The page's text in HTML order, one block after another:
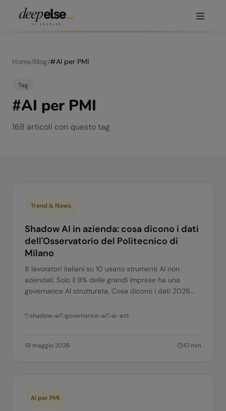
Home/Blog/#AI per PMI
Tag
#AI per PMI
168 articoli con questo tag
Trend & News
Shadow AI in azienda: cosa dicono i dati
dell'Osservatorio del Politecnico di
Milano
8 lavoratori italiani su 10 usano strumenti AI non
aziendali. Solo il 9% delle grandi imprese ha una
governance AI strutturata. Cosa dicono i dati 2026
fare in concreto.
shadow-ai governance-ai ai-act
19 maggio 2026 10 min
AI per PMI